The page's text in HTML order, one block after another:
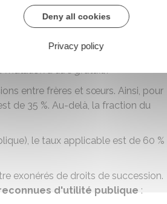
effectués à des associations
de manière désintéressée.
reconnues d'utilité publiques
mutation à titre gratuit).
entre frères et sœurs. Ainsi, pour
de 35 %. Au-delà, la fraction du
le taux applicable est de 60 %
exonérés de droits de succession.
d'utilité publique :
Deny all cookies
Privacy policy